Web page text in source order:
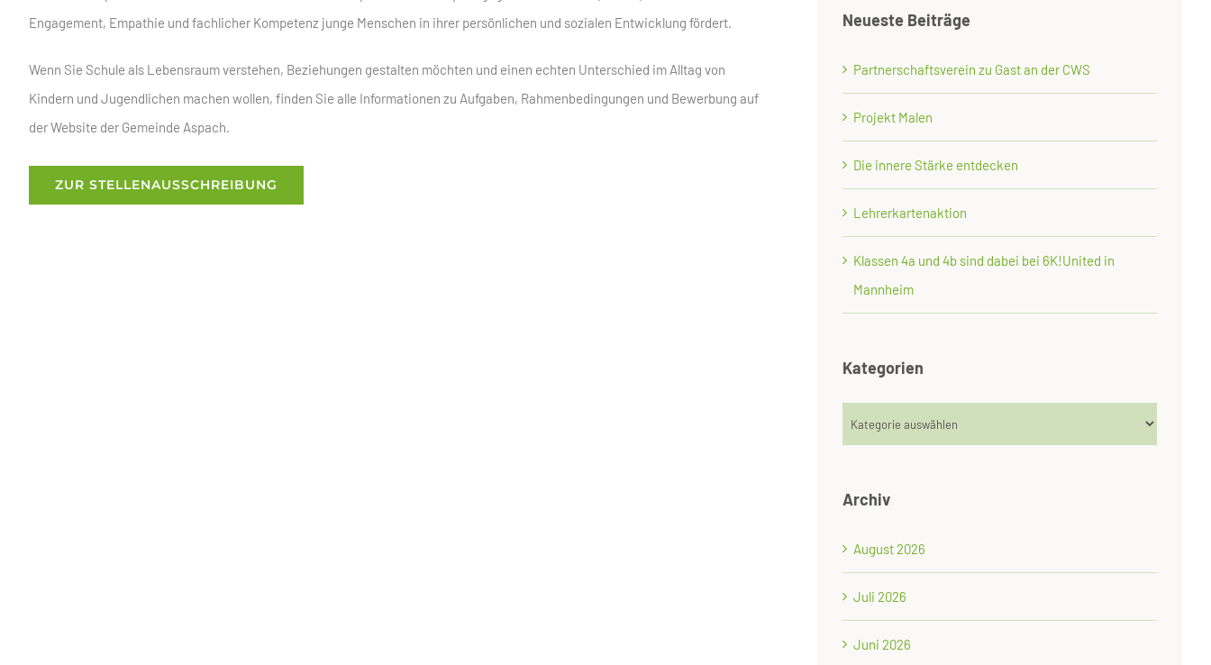
Engagement, Empathie und fachlicher Kompetenz junge Menschen in ihrer persönlichen und sozialen Entwicklung fördert.
Wenn Sie Schule als Lebensraum verstehen, Beziehungen gestalten möchten und einen echten Unterschied im Alltag von
Kindern und Jugendlichen machen wollen, finden Sie alle Informationen zu Aufgaben, Rahmenbedingungen und Bewerbung auf
der Website der Gemeinde Aspach.
ZUR STELLENAUSSCHREIBUNG
Neueste Beiträge
Partnerschaftsverein zu Gast an der CWS
Projekt Malen
Die innere Stärke entdecken
Lehrerkartenaktion
Klassen 4a und 4b sind dabei bei 6K!United in
Mannheim
Kategorien
Kategorien
Archiv
August 2026
Juli 2026
Juni 2026